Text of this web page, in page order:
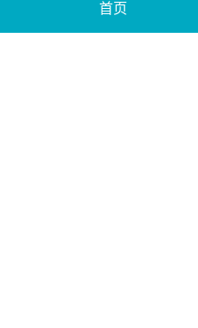
首页